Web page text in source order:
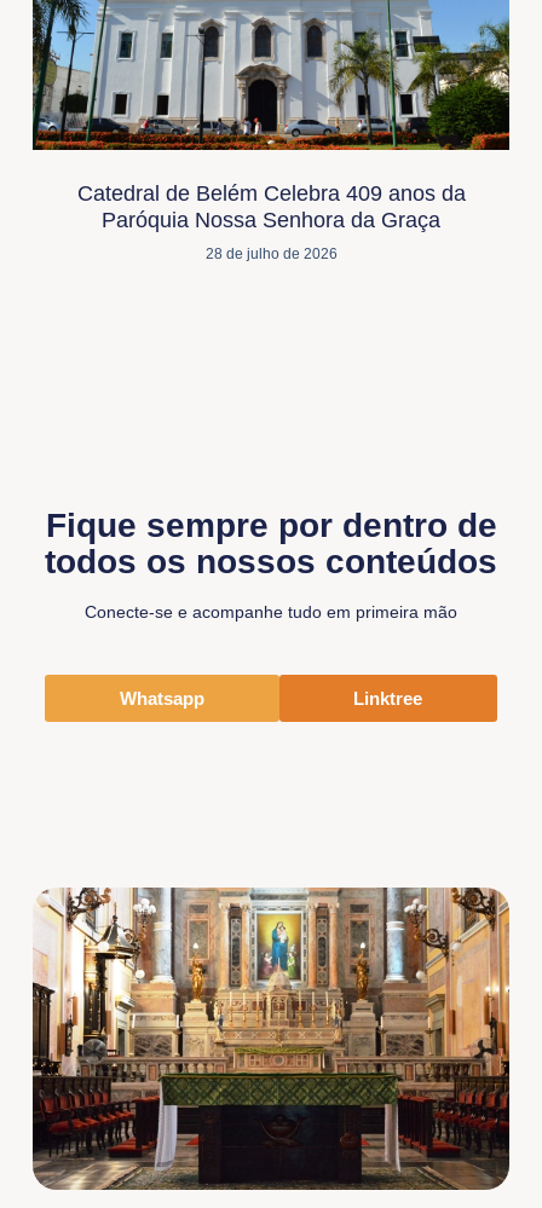
Catedral de Belém Celebra 409 anos da
Paróquia Nossa Senhora da Graça
28 de julho de 2026
Fique sempre por dentro de
todos os nossos conteúdos
Conecte-se e acompanhe tudo em primeira mão
Whatsapp Linktree